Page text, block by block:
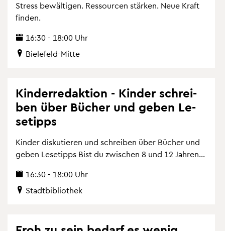
Stress be­wäl­ti­gen. Res­sour­cen stär­ken. Neue Kraft
fin­den.
16:30 - 18:00 Uhr
Bie­le­feld-Mitte
Kin­der­re­dak­ti­on - Kin­der schrei­
ben über Bü­cher und geben Le­
se­tipps
Kin­der dis­ku­tie­ren und schrei­ben über Bü­cher und
geben Le­se­tipps Bist du zwi­schen 8 und 12 Jah­ren...
16:30 - 18:00 Uhr
Stadt­bi­blio­thek